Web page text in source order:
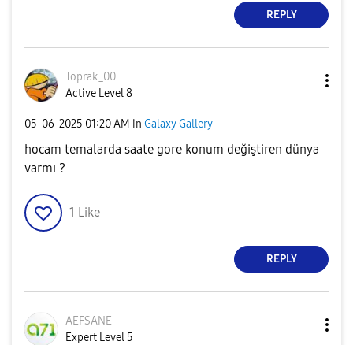
REPLY
Toprak_00
Active Level 8
‎05-06-2025 01:20 AM in Galaxy Gallery
hocam temalarda saate gore konum değiştiren dünya
varmı ?
1 Like
REPLY
AEFSANE
Expert Level 5